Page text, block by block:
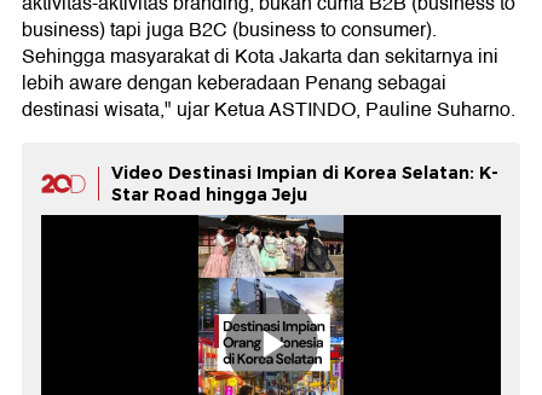
business) tapi juga B2C (business to consumer).
Sehingga masyarakat di Kota Jakarta dan sekitarnya ini
lebih aware dengan keberadaan Penang sebagai
destinasi wisata," ujar Ketua ASTINDO, Pauline Suharno.
Video Destinasi Impian di Korea Selatan: K-
Star Road hingga Jeju